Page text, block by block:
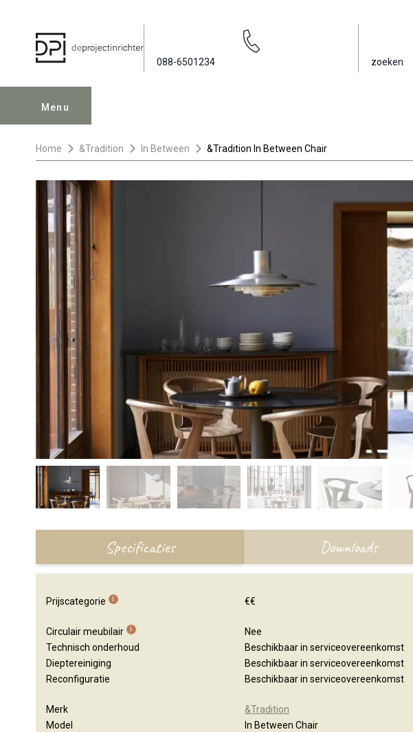
088-6501234 zoeken
Menu
Home &Tradition In Between &Tradition In Between Chair
Specificaties Downloads
Prijscategorie i €€
Circulair meubilair i
Nee
Technisch onderhoud
Beschikbaar in serviceovereenkomst
Dieptereiniging
Beschikbaar in serviceovereenkomst
Reconfiguratie
Beschikbaar in serviceovereenkomst
Merk
&Tradition
Model
In Between Chair